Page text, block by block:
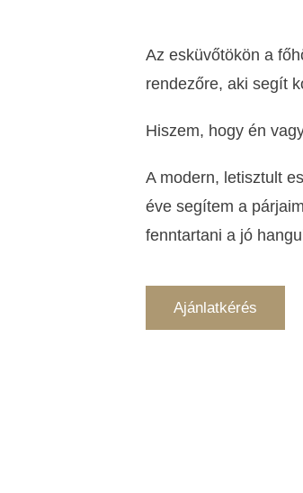
Az esküvőtökön a
rendezőre, aki segít
Hiszem, hogy én
A modern, letisztult
éve segítem a
fenntartani a jó
Ajánlatkérés